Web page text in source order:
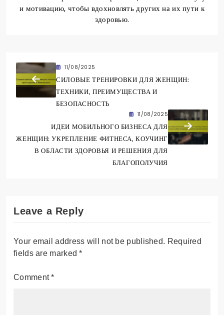
и мотивацию, чтобы вдохновлять других на их пути к
здоровью.
11/08/2025
СИЛОВЫЕ ТРЕНИРОВКИ ДЛЯ ЖЕНЩИН:
ТЕХНИКИ, ПРЕИМУЩЕСТВА И
БЕЗОПАСНОСТЬ
11/08/2025
ИДЕИ МОБИЛЬНОГО БИЗНЕСА ДЛЯ
ЖЕНЩИН: УКРЕПЛЕНИЕ ФИТНЕСА, КОУЧИНГ
В ОБЛАСТИ ЗДОРОВЬЯ И РЕШЕНИЯ ДЛЯ
БЛАГОПОЛУЧИЯ
Leave a Reply
Your email address will not be published. Required
fields are marked*
Comment*